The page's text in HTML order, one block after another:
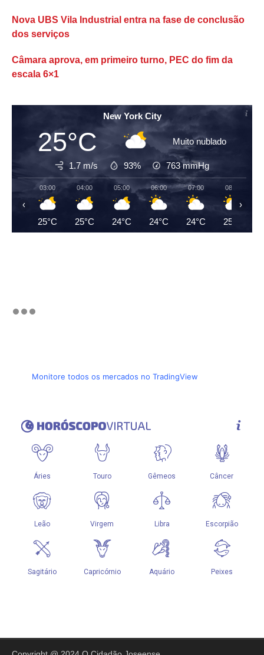
Nova UBS Vila Industrial entra na fase de conclusão
dos serviços
Câmara aprova, em primeiro turno, PEC do fim da
escala 6×1
New York City
25°C Muito nublado
1.7 m/s 93% 763mmHg
03:00
25°C
04:00
25°C
05:00
24°C
06:00
24°C
07:00
24°C
08:00
25°C
‹ ›
Monitore todos os mercados no TradingView